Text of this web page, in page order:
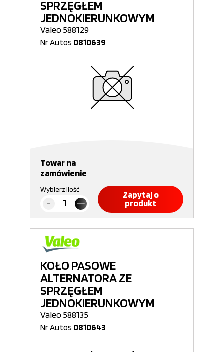
SPRZĘGŁEM
JEDNOKIERUNKOWYM
Valeo 588129
Nr Autos 0810639
Towar na
zamówienie
Wybierz ilość
Zapytaj o
produkt
KOŁO PASOWE
ALTERNATORA ZE
SPRZĘGŁEM
JEDNOKIERUNKOWYM
Valeo 588135
Nr Autos 0810643